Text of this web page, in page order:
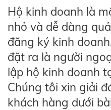
Hộ kinh doanh là
nhỏ và dễ dàng
đăng ký kinh
đặt ra là người
lập hộ kinh doanh
Chúng tôi xin giải
khách hàng dưới